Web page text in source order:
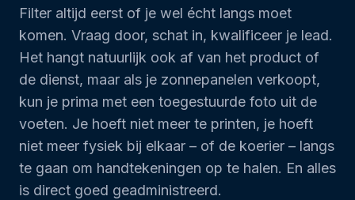
Filter altijd eerst of je wel écht langs moet
komen. Vraag door, schat in, kwalificeer je lead.
Het hangt natuurlijk ook af van het product of
de dienst, maar als je zonnepanelen verkoopt,
kun je prima met een toegestuurde foto uit de
voeten. Je hoeft niet meer te printen, je hoeft
niet meer fysiek bij elkaar – of de koerier – langs
te gaan om handtekeningen op te halen. En alles
is direct goed geadministreerd.